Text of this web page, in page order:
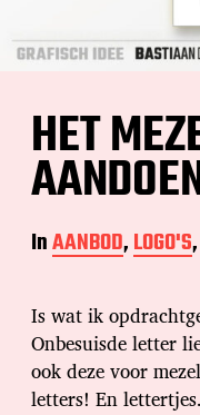
HET
InAANBOD,LOGO'S,
Is wat ik
Onbesuisde letter
ook deze voor
letters! En lettertjes.